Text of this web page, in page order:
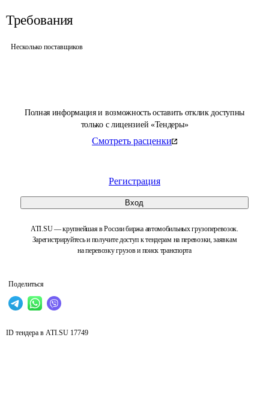
Полная информация и возможность оставить отклик доступны
только с лицензией «Тендеры»
Смотреть расценки
Регистрация
Вход
ATI.SU — крупнейшая в России биржа автомобильных грузоперевозок.
Зарегистрируйтесь и получите доступ к тендерам на перевозки, заявкам
на перевозку грузов и поиск транспорта
Поделиться
Требования
Несколько поставщиков
ID тендера в ATI.SU 17749